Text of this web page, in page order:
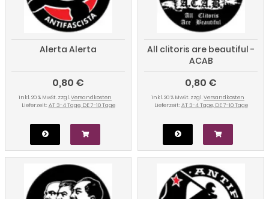
Alerta Alerta
0,80 €
inkl. 20 % MwSt. zzgl.Versandkosten
Lieferzeit: AT 3-4 Tage, DE 7-10 Tage
All clitoris are beautiful -
ACAB
0,80 €
inkl. 20 % MwSt. zzgl.Versandkosten
Lieferzeit: AT 3-4 Tage, DE 7-10 Tage